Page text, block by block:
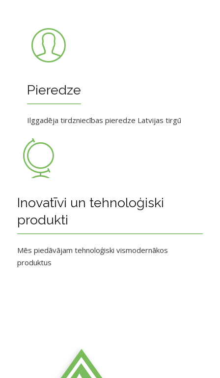
Pieredze
Ilggadēja tirdzniecības pieredze Latvijas tirgū
Inovatīvi un tehnoloģiski
produkti
Mēs piedāvājam tehnoloģiski vismodernākos
produktus